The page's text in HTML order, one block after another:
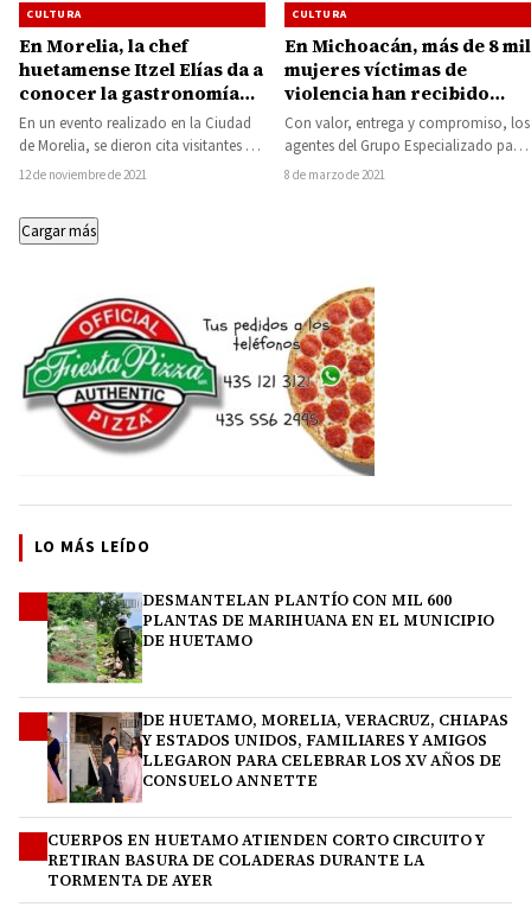
CULTURA
En Morelia, la chef
huetamense Itzel Elías da a
conocer la gastronomía
tradicional de Tierra
Caliente
En un evento realizado en la Ciudad
de Morelia, se dieron cita visitantes de
diferentes países y entre…
12 de noviembre de 2021
CULTURA
En Michoacán, más de 8 mil
mujeres víctimas de
violencia han recibido
ayuda y protección
Con valor, entrega y compromiso, los
agentes del Grupo Especializado para
la Prevención y Atención de la
8 de marzo de 2021
Cargar más
LO MÁS LEÍDO
DESMANTELAN PLANTÍO CON MIL 600
PLANTAS DE MARIHUANA EN EL MUNICIPIO
DE HUETAMO
DE HUETAMO, MORELIA, VERACRUZ, CHIAPAS
Y ESTADOS UNIDOS, FAMILIARES Y AMIGOS
LLEGARON PARA CELEBRAR LOS XV AÑOS DE
CONSUELO ANNETTE
CUERPOS EN HUETAMO ATIENDEN CORTO CIRCUITO Y
RETIRAN BASURA DE COLADERAS DURANTE LA
TORMENTA DE AYER